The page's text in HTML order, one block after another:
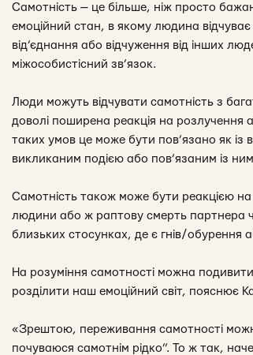
Самотність — це більше, ніж просто
емоційний стан, в якому людина
від’єднання або відчуження від інших
міжособистісний зв’язок.
Люди можуть відчувати самотність з
доволі поширена реакція на розлучення
таких умов це може бути пов’язано як із
викликаним подією або пов’язаним із
Самотність також може бути реакцією на
людини або ж раптову смерть партнера
близьких стосунках, де є гнів/обурення
На розуміння самотності можна
розділити наш емоційний світ, пояснює
«Зрештою, переживання самотності
почуваюся самотнім рідко”. То ж так,